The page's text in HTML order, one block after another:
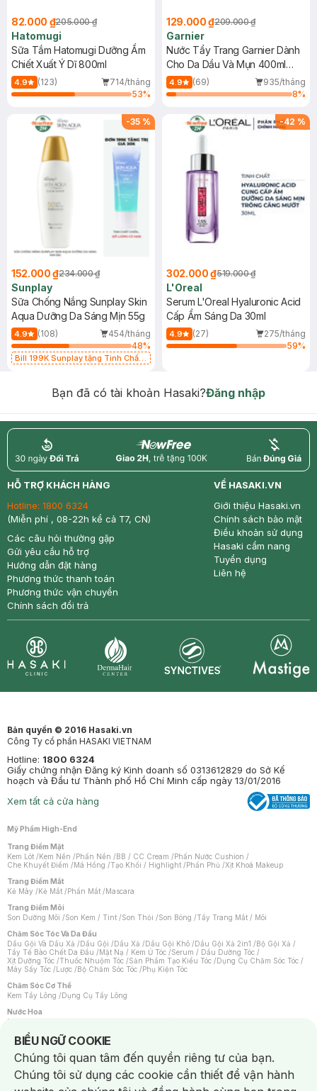
82.000 ₫205.000 ₫
Hatomugi
Sữa Tắm Hatomugi Dưỡng Ẩm
Chiết Xuất Ý Dĩ 800ml
4.9 (123)
714/tháng
53%
129.000 ₫209.000 ₫
Garnier
Nước Tẩy Trang Garnier Dành
Cho Da Dầu Và Mụn 400ml
(Mới)
4.9 (69)
935/tháng
8%
-35 %
152.000 ₫234.000 ₫
Sunplay
Sữa Chống Nắng Sunplay Skin
Aqua Dưỡng Da Sáng Mịn 55g
4.9 (108)
454/tháng
48%
Bill 199K Sunplay tặng Tinh Chất
-42 %
302.000 ₫519.000 ₫
L'Oreal
Serum L'Oreal Hyaluronic Acid
Cấp Ẩm Sáng Da 30ml
4.9 (27)
275/tháng
59%
Bạn đã có tài khoản Hasaki?Đăng nhập
return nowfree price
HỖ TRỢ KHÁCH HÀNG
Hotline: 1800 6324
(Miễn phí , 08-22h kể cả T7, CN)
Các câu hỏi thường gặp
Gửi yêu cầu hỗ trợ
Hướng dẫn đặt hàng
Phương thức thanh toán
Phương thức vận chuyển
Chính sách đổi trả
VỀ HASAKI.VN
Giới thiệu Hasaki.vn
Chính sách bảo mật
Điều khoản sử dụng
Hasaki cẩm nang
Tuyển dụng
Liên hệ
Bản quyền © 2016 Hasaki.vn
Công Ty cổ phần HASAKI VIETNAM
Hotline: 1800 6324
Giấy chứng nhận Đăng ký Kinh doanh số 0313612829 do Sở Kế
hoạch và Đầu tư Thành phố Hồ Chí Minh cấp ngày 13/01/2016
Xem tất cả cửa hàng
Mỹ Phẩm High-End
Trang Điểm Mặt
Kem Lót /Kem Nền /Phấn Nền /BB / CC Cream /Phấn Nước Cushion /
Che Khuyết Điểm /Má Hồng /Tạo Khối / Highlight /Phấn Phủ /Xịt Khoá Makeup
Trang Điểm Mắt
Kẻ Mày /Kẻ Mắt /Phấn Mắt /Mascara
Trang Điểm Môi
Son Dưỡng Môi /Son Kem / Tint /Son Thỏi /Son Bóng /Tẩy Trang Mắt / Môi
Chăm Sóc Tóc Và Da Đầu
Dầu Gội Và Dầu Xả /Dầu Gội /Dầu Xả /Dầu Gội Khô /Dầu Gội Xả 2in1 /Bộ Gội Xả /
Tẩy Tế Bào Chết Da Đầu /Mặt Nạ / Kem Ủ Tóc /Serum / Dầu Dưỡng Tóc /
Xịt Dưỡng Tóc /Thuốc Nhuộm Tóc /Sản Phẩm Tạo Kiểu Tóc /Dụng Cụ Chăm Sóc Tóc /
Máy Sấy Tóc /Lược /Bộ Chăm Sóc Tóc /Phụ Kiện Tóc
Chăm Sóc Cơ Thể
Kem Tẩy Lông /Dụng Cụ Tẩy Lông
Nước Hoa
Nước Hoa Nữ
Chăm Sóc Cá Nhân
Chống Muỗi /Khẩu Trang /Máy Massage/Mặt Nạ Xông Hơi /Nước Rửa Tay/
Sản Phẩm Chăm Sóc Khác /Bàn Chải Đánh Răng /Bàn Chải Điện/
Hỗ Trợ Trắng Răng/Kem Đánh Răng /Máy Tăm Nước/ Nước Súc Miệng/
Tăm / Chỉ Nha Khoa/ Xịt Thơm Miệng / Dung Dịch Vệ Sinh/Dưỡng Vùng Kín/
BIỂU NGỮ COOKIE
Notice about cookies usage
Chúng tôi quan tâm đến quyền riêng tư của bạn.
Chúng tôi sử dụng các cookie cần thiết để vận hành